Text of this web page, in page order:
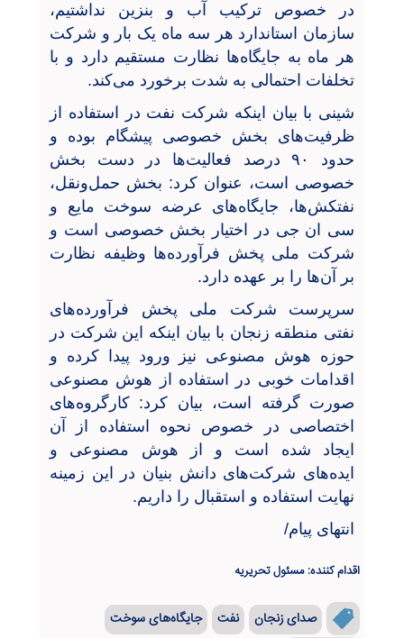
در خصوص ترکیب آب و بنزین نداشتیم،
سازمان استاندارد هر سه ماه یک بار و شرکت
هر ماه به جایگاه‌ها نظارت مستقیم دارد و با
تخلفات احتمالی به شدت برخورد می‌کند.
شینی با بیان اینکه شرکت نفت در استفاده از
ظرفیت‌های بخش خصوصی پیشگام بوده و
حدود ۹۰ درصد فعالیت‌ها در دست بخش
خصوصی است، عنوان کرد: بخش حمل‌ونقل،
نفتکش‌ها، جایگاه‌های عرضه سوخت مایع و
سی ان جی در اختیار بخش خصوصی است و
شرکت ملی پخش فرآورده‌ها وظیفه نظارت
بر آن‌ها را بر عهده دارد.
سرپرست شرکت ملی پخش فرآورده‌های
نفتی منطقه زنجان با بیان اینکه این شرکت در
حوزه هوش مصنوعی نیز ورود پیدا کرده و
اقدامات خوبی در استفاده از هوش مصنوعی
صورت گرفته است، بیان کرد: کارگروه‌های
اختصاصی در خصوص نحوه استفاده از آن
ایجاد شده است و از هوش مصنوعی و
ایده‌های شرکت‌های دانش بنیان در این زمینه
نهایت استفاده و استقبال را داریم.
انتهای پیام/
اقدام کننده: مسئول تحریریه
صدای زنجان نفت
جایگاه‌های سوخت